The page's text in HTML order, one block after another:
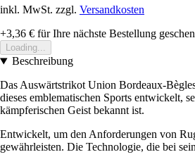
inkl. MwSt. zzgl. Versandkosten
+3,36 € für Ihre nächste Bestellung
Loading...
Beschreibung
Das Auswärtstrikot Union Bordeaux-
dieses emblematischen Sports entwickelt,
kämpferischen Geist bekannt ist.
Entwickelt, um den Anforderungen von
gewährleisten. Die Technologie, die bei